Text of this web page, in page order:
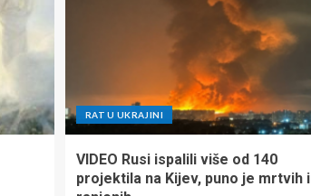
RAT U UKRAJINI
VIDEO Rusi ispalili više od 140
projektila na Kijev, puno je mrtvih i